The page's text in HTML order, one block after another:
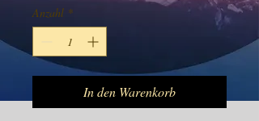
Anzahl *
In den Warenkorb